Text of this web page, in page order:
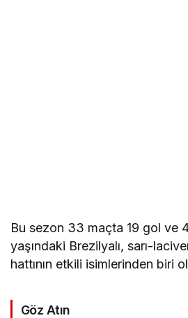
Bu sezon 33 maçta 19 gol ve
yaşındaki Brezilyalı, sarı-
hattının etkili isimlerinden biri
Göz Atın